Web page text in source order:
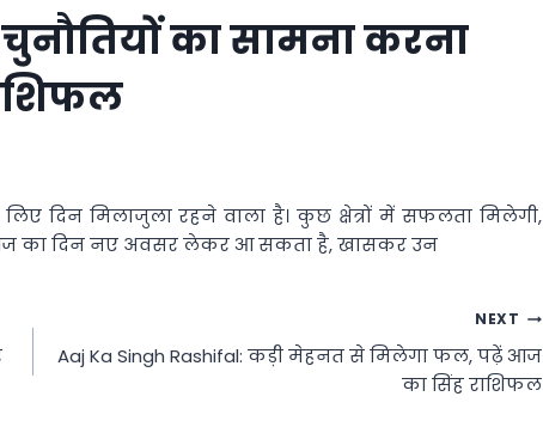
का सामना करना
दिन मिलाजुला रहने वाला है। कुछ क्षेत्रों में सफलता मिलेगी,
का दिन नए अवसर लेकर आ सकता है, खासकर उन
NEXT
Aaj Ka Singh Rashifal: कड़ी मेहनत से मिलेगा फल, पढ़ें आज
का सिंह राशिफल